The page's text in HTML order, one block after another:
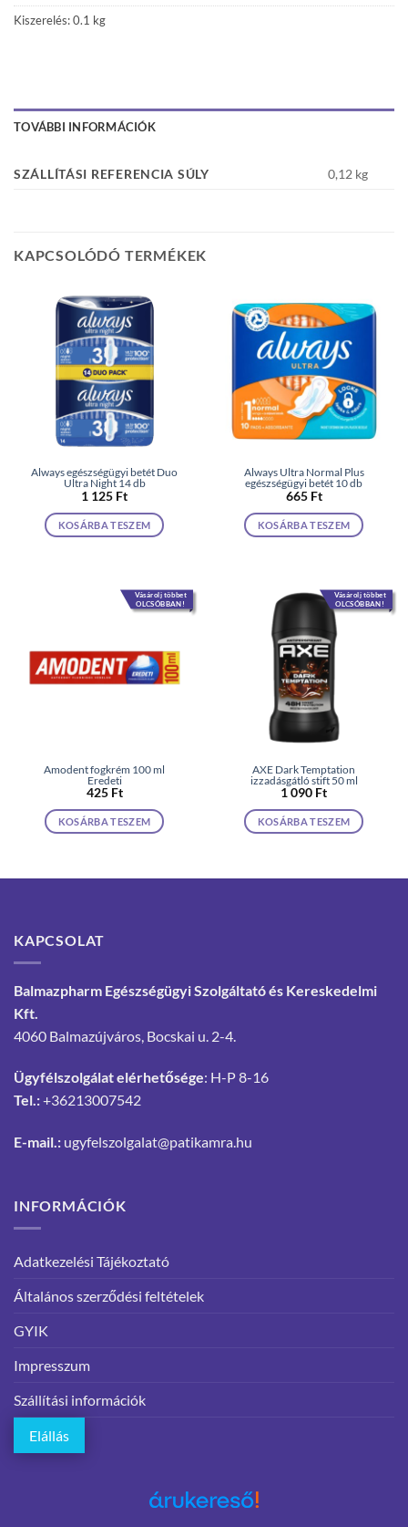
Kiszerelés: 0.1 kg
TOVÁBBI INFORMÁCIÓK
SZÁLLÍTÁSI REFERENCIA SÚLY 0,12 kg
KAPCSOLÓDÓ TERMÉKEK
Always egészségügyi betét Duo
Ultra Night 14 db
1 125 Ft
KOSÁRBA TESZEM
Always Ultra Normal Plus
egészségügyi betét 10 db
665 Ft
KOSÁRBA TESZEM
Vásárolj többet
OLCSÓBBAN!
Amodent fogkrém 100 ml
Eredeti
425 Ft
KOSÁRBA TESZEM
Vásárolj többet
OLCSÓBBAN!
AXE Dark Temptation
izzadásgátló stift 50 ml
1 090 Ft
KOSÁRBA TESZEM
KAPCSOLAT
Balmazpharm Egészségügyi Szolgáltató és Kereskedelmi
Kft.
4060 Balmazújváros, Bocskai u. 2-4.
Ügyfélszolgálat elérhetősége: H-P 8-16
Tel.:+36213007542
E-mail.: ugyfelszolgalat@patikamra.hu
INFORMÁCIÓK
Adatkezelési Tájékoztató
Általános szerződési feltételek
GYIK
Impresszum
Szállítási információk
Elállás